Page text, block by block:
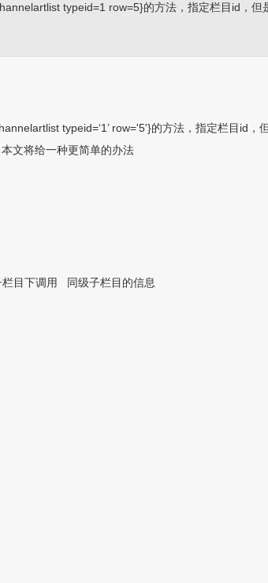
typeid=1 row=5}的方法，指定栏目id，但
typeid=‘1’ row='5'}的方法，指定栏目id，
文将给一种更简单的办法
目下调用 同级子栏目的信息